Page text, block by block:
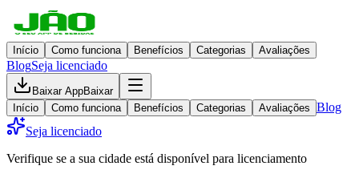
Início Como funciona Benefícios Categorias Avaliações
BlogSeja licenciado
Baixar AppBaixar
Início
Como funciona Benefícios Categorias Avaliações Blog
Seja licenciado
Verifique se a sua cidade está disponível para licenciamento